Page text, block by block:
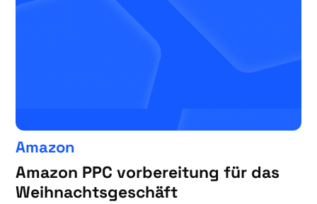
Amazon
Amazon PPC vorbereitung für das
Weihnachtsgeschäft